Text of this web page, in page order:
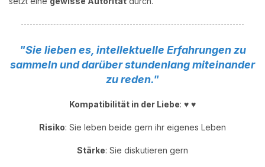
"Sie lieben es, intellektuelle Erfahrungen zu
sammeln und darüber stundenlang miteinander
zu reden."
Kompatibilität in der Liebe: ♥ ♥
Risiko: Sie leben beide gern ihr eigenes Leben
Stärke: Sie diskutieren gern